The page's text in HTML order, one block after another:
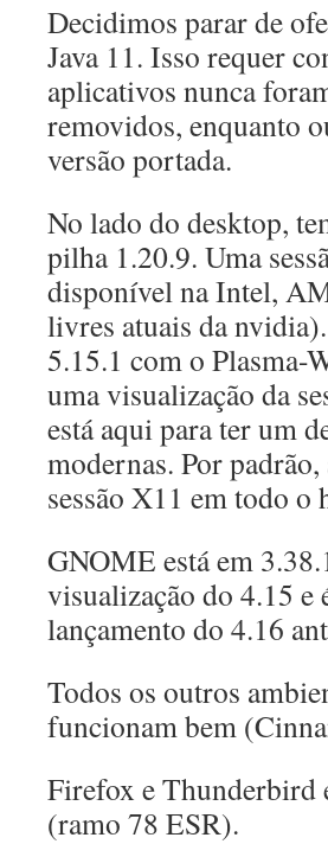
Decidimos parar de
Java 11. Isso requer
aplicativos nunca
removidos, enquanto
versão portada.
No lado do desktop,
pilha 1.20.9. Uma
disponível na Intel,
livres atuais da
5.15.1 com o Plasma-
uma visualização da
está aqui para ter um
modernas. Por
sessão X11 em todo o
GNOME está em
visualização do 4.15 e
lançamento do 4.16
Todos os outros
funcionam bem
Firefox e Thunderbird
(ramo 78 ESR).